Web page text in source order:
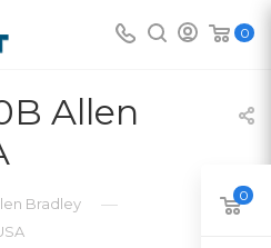
0
Allen
Bradley — 0